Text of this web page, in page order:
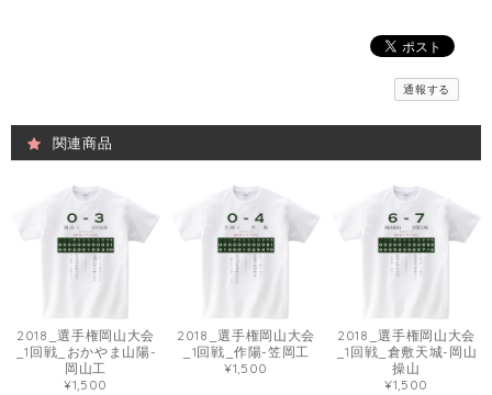
通報する
関連商品
2018_選手権岡山大会
_1回戦_おかやま山陽-
岡山工
¥1,500
2018_選手権岡山大会
_1回戦_作陽-笠岡工
¥1,500
2018_選手権岡山大会
_1回戦_倉敷天城-岡山
操山
¥1,500